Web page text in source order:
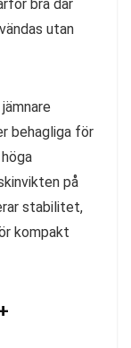
bra där
utan
behagliga för
på
stabilitet,
kompakt